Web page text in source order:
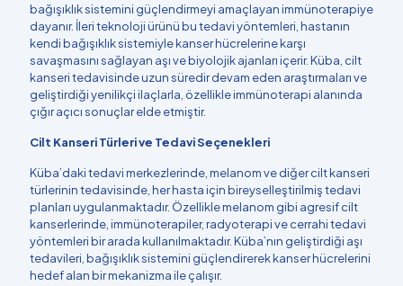
bağışıklık sistemini güçlendirmeyi amaçlayan immünoterapiye
dayanır. İleri teknoloji ürünü bu tedavi yöntemleri, hastanın
kendi bağışıklık sistemiyle kanser hücrelerine karşı
savaşmasını sağlayan aşı ve biyolojik ajanları içerir. Küba, cilt
kanseri tedavisinde uzun süredir devam eden araştırmaları ve
geliştirdiği yenilikçi ilaçlarla, özellikle immünoterapi alanında
çığır açıcı sonuçlar elde etmiştir.
Cilt Kanseri Türleri ve Tedavi Seçenekleri
Küba’daki tedavi merkezlerinde, melanom ve diğer cilt kanseri
türlerinin tedavisinde, her hasta için bireyselleştirilmiş tedavi
planları uygulanmaktadır. Özellikle melanom gibi agresif cilt
kanserlerinde, immünoterapiler, radyoterapi ve cerrahi tedavi
yöntemleri bir arada kullanılmaktadır. Küba’nın geliştirdiği aşı
tedavileri, bağışıklık sistemini güçlendirerek kanser hücrelerini
hedef alan bir mekanizma ile çalışır.